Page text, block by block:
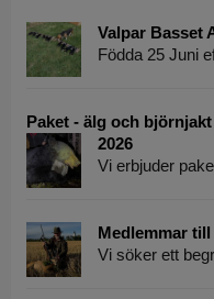
Valpar Basset
Födda 25 Juni
Paket - älg och
2026
Vi erbjuder
Medlemmar
Vi söker ett